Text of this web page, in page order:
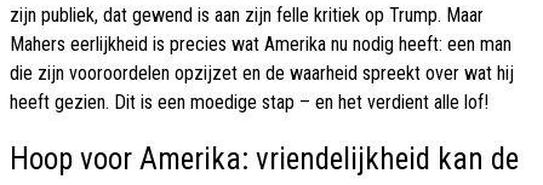
zijn publiek, dat gewend is aan zijn felle kritiek op Trump. Maar
Mahers eerlijkheid is precies wat Amerika nu nodig heeft: een man
die zijn vooroordelen opzijzet en de waarheid spreekt over wat hij
heeft gezien. Dit is een moedige stap – en het verdient alle lof!
Hoop voor Amerika: vriendelijkheid kan de